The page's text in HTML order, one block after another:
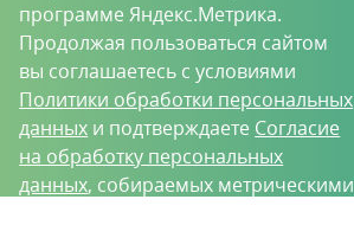
программе Яндекс.Метрика.
Продолжая пользоваться сайтом
вы соглашаетесь с условиями
Политики обработки персональных
данных и подтверждаете Согласие
на обработку персональных
данных, собираемых метрическими